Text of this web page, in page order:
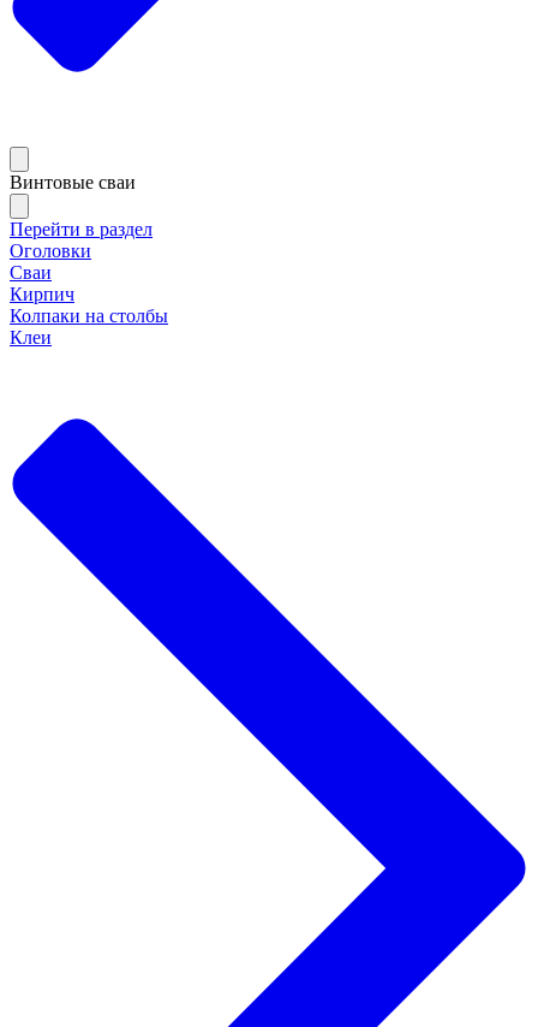
Винтовые сваи
Перейти в раздел
Оголовки
Сваи
Кирпич
Колпаки на столбы
Клеи